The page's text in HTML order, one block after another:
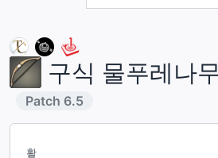
구식 물푸레나
Patch 6.5
활